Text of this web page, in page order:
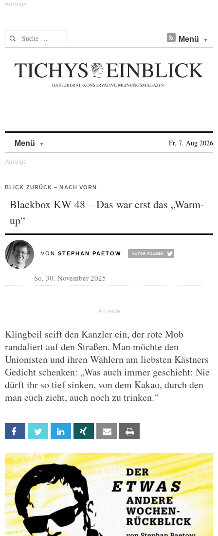
Suche nach: Menü
Menü Fr, 7. Aug 2026
BLICK ZURÜCK – NACH VORN
Blackbox KW 48 – Das war erst das „Warm-
up“
VON STEPHAN PAETOW
So, 30. November 2025
Klingbeil seift den Kanzler ein, der rote Mob
randaliert auf den Straßen. Man möchte den
Unionisten und ihren Wählern am liebsten Kästners
Gedicht schenken: „Was auch immer geschieht: Nie
dürft ihr so tief sinken, von dem Kakao, durch den
man euch zieht, auch noch zu trinken.“
Facebook Twitter Linkedin Xing Email